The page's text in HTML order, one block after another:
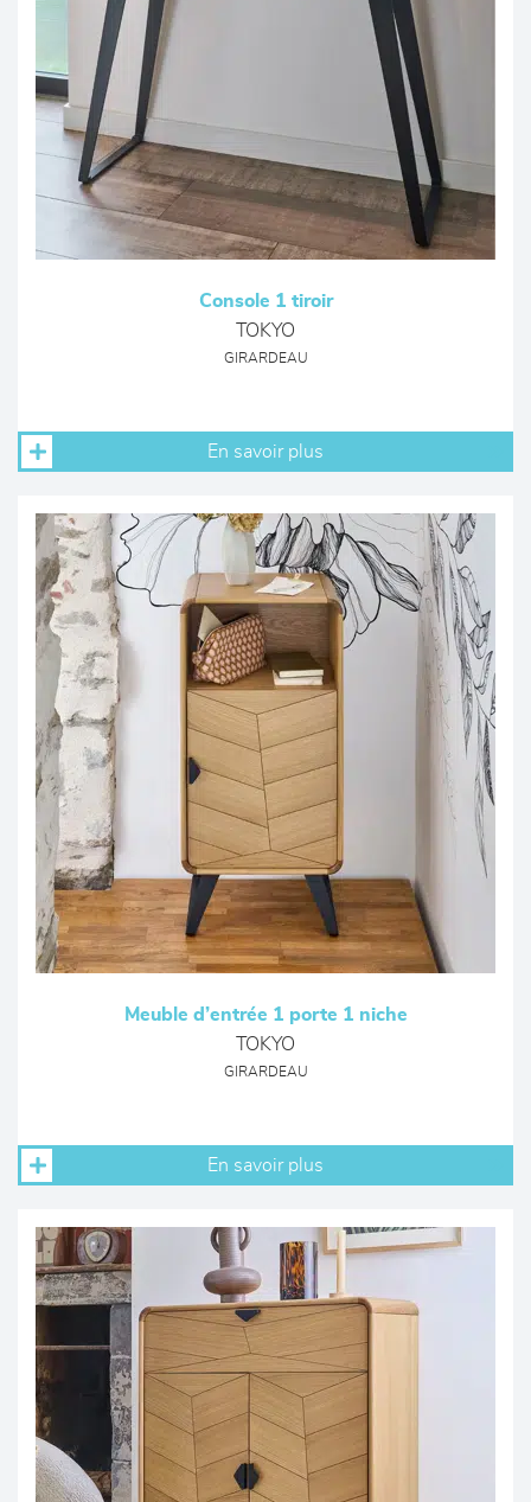
Console 1 tiroir
TOKYO
GIRARDEAU
En savoir plus
Meuble d’entrée 1 porte 1 niche
TOKYO
GIRARDEAU
En savoir plus